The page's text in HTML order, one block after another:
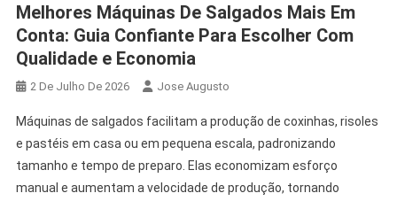
Melhores Máquinas De Salgados Mais Em
Conta: Guia Confiante Para Escolher Com
Qualidade e Economia
2 De Julho De 2026 Jose Augusto
Máquinas de salgados facilitam a produção de coxinhas, risoles
e pastéis em casa ou em pequena escala, padronizando
tamanho e tempo de preparo. Elas economizam esforço
manual e aumentam a velocidade de produção, tornando